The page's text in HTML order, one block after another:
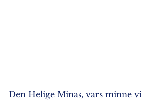
Den Helige Minas, vars minne vi